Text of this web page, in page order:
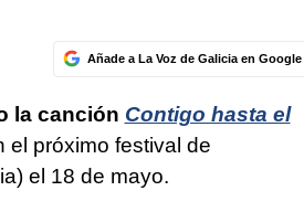
Añade a La Voz de Galicia en Google
la canción Contigo hasta el
próximo festival de
el 18 de mayo.